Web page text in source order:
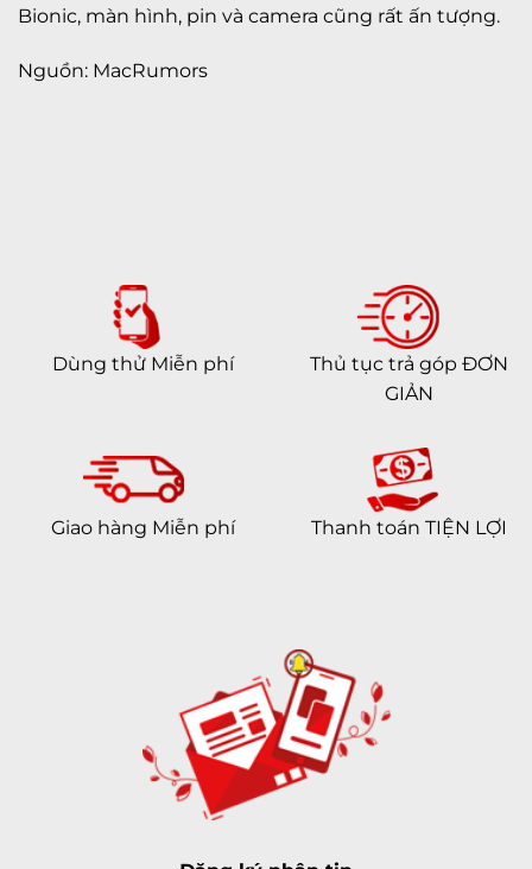
Bionic, màn hình, pin và camera cũng rất ấn tượng.
Nguồn: MacRumors
Dùng thử Miễn phí
Thủ tục trả góp ĐƠN
GIẢN
Giao hàng Miễn phí Thanh toán TIỆN LỢI